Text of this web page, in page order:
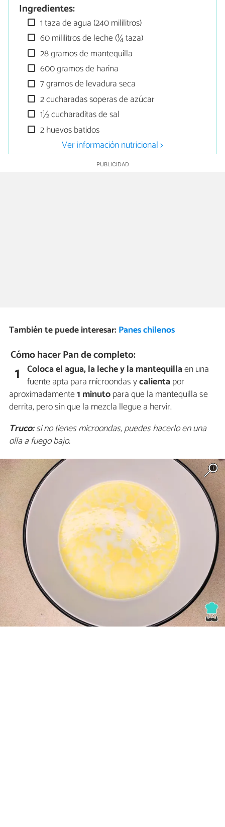
Ingredientes:
1 taza de agua (240 mililitros)
60 mililitros de leche (¼ taza)
28 gramos de mantequilla
600 gramos de harina
7 gramos de levadura seca
2 cucharadas soperas de azúcar
1½ cucharaditas de sal
2 huevos batidos
Ver información nutricional >
También te puede interesar: Panes chilenos
Cómo hacer Pan de completo:
1 Coloca el agua, la leche y la mantequillaen una
fuente apta para microondas ycalientapor
aproximadamente1 minutopara que la mantequilla se
derrita, pero sin que la mezcla llegue a hervir.
Truco:si no tienes microondas, puedes hacerlo en una
olla a fuego bajo.